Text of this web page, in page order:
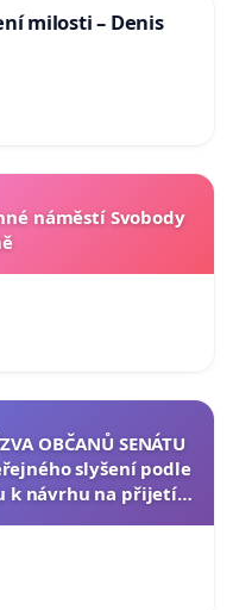
milosti – Denis
náměstí Svobody
OBČANŮ SENÁTU
slyšení podle
k návrhu na přijetí